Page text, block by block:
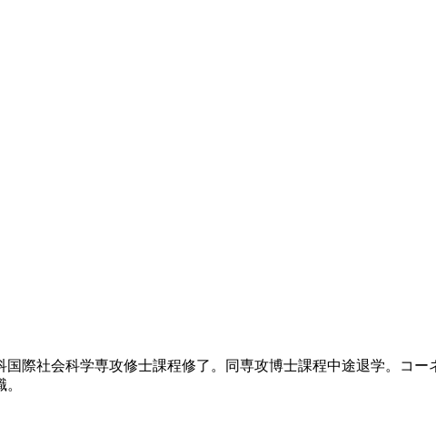
際社会科学専攻修士課程修了。同専攻博士課程中途退学。コ